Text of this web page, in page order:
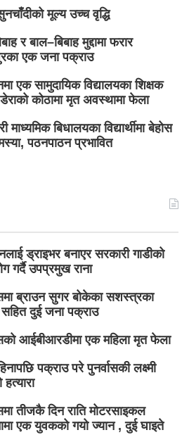
मूल्य उच्च वृद्धि
र बाल–बिबाह मुद्दामा फरार
एक जना पक्राउ
एक सामुदायिक विद्यालयका शिक्षक
कोठामा मृत अवस्थामा फेला
माध्यमिक बिधालयका विद्यार्थीमा बेहोस
पठनपाठन प्रभावित
ड्राइभर बनाएर सरकारी गाडीको
गर्दै उपप्रमुख राना
ब्राउन सुगर बोकेका सशस्त्रका
दुई जना पक्राउ
आईबीआरडीमा एक महिला मृत फेला
पक्राउ परे पुनर्वासकी लक्ष्मी
हत्यारा
तीजकै दिन राति मोटरसाइकल
एक युवकको गयो ज्यान , दुई घाइते